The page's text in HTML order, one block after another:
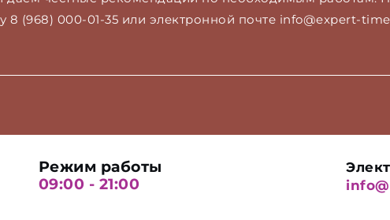
8 (968) 000-01-35 или электронной почте info@expert-
Режим работы
09:00 - 21:00